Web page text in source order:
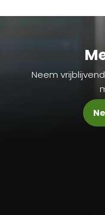
Neem